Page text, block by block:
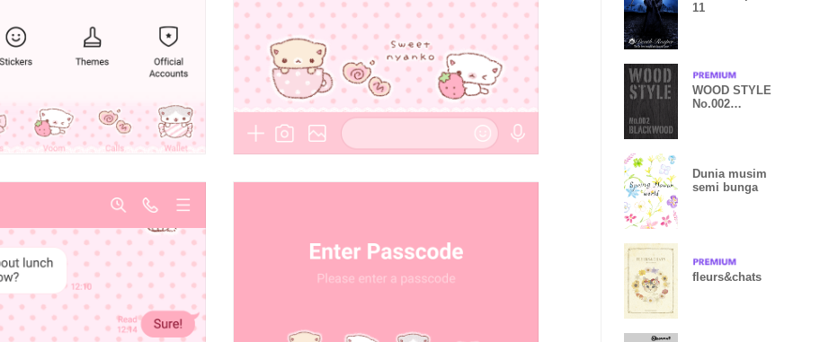
11
WOOD STYLE
No.002
Dunia musim
semi bunga
fleurs&chats